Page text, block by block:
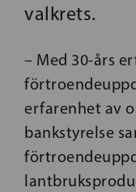
valkrets.
– Med 30-års
erfarenhet av
bankstyrelse